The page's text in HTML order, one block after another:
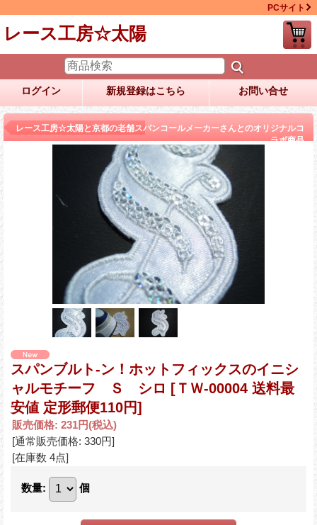
PCサイト
レース工房☆太陽
ログイン 新規登録はこちら お問い合せ
商品詳細
レース工房☆太陽と京都の老舗スパンコールメーカーさんとのオリジナルコ
ラボ商品
スパンブルト-ン！ホットフィックスのイニシ
ャルモチーフ Ｓ シロ [ＴＷ-00004 送料最
安値 定形郵便110円]
販売価格: 231円(税込)
[通常販売価格: 330円]
[在庫数 4点]
数量: 個